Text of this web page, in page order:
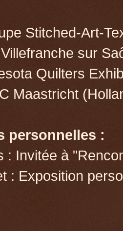
Stitched-Art-
sur
Quilters
Maastricht
personnelles :
: Invitée à